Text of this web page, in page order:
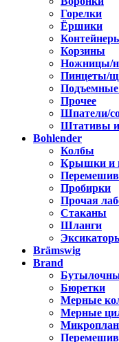
Горелки
Ёршики
Корзины
Ножницы/
Пинцеты/
Подъемные
Прочее
Шпатели/
Штативы
Bohlender
Колбы
Крышки и
Пробирки
Прочая
Стаканы
Шланги
Brämswig
Brand
Бюретки
Мерные
Мерные